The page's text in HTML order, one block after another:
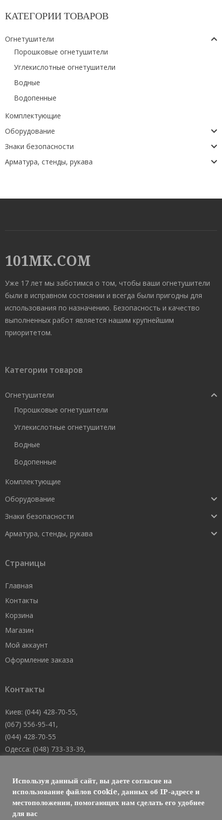
КАТЕГОРИИ ТОВАРОВ
Огнетушители
Порошковые огнетушители
Углекислотные огнетушители
Водные
Водопенные
Комплектующие
Оборудование
Знаки безопасности
Арматура, стенды, рукава
101MK.COM
Уже 17 лет мы заботимся о том, чтобы ваши огнетушители
были в исправном состоянии и всегда были пригодны для
использования по назначению. Безопасность и качество
выполненных работ является нашим крупнейшим
приоритетом.
Категории товаров
Огнетушители
Порошковые огнетушители
Углекислотные огнетушители
Водные
Водопенные
Комплектующие
Оборудование
Знаки безопасности
Арматура, стенды, рукава
Страницы
Главная
Контакты
Корзина
Магазин
Мой аккаунт
Оформление заказа
Контакты
Киев: (044) 428-70-55,
(067) 556-95-41,
(044) 428-70-55
Одесса: (048) 733-33-39,
Днепр: (067) 488-10-45
E-mail: welcome@101mk.com
Используя данный сайт, вы даете согласие на
использование файлов cookie, данных об IP-адресе и
местоположении, помогающих нам сделать его удобнее
для вас